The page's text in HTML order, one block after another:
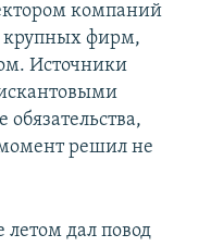
компаний
фирм,
Источники
решил не
дал повод